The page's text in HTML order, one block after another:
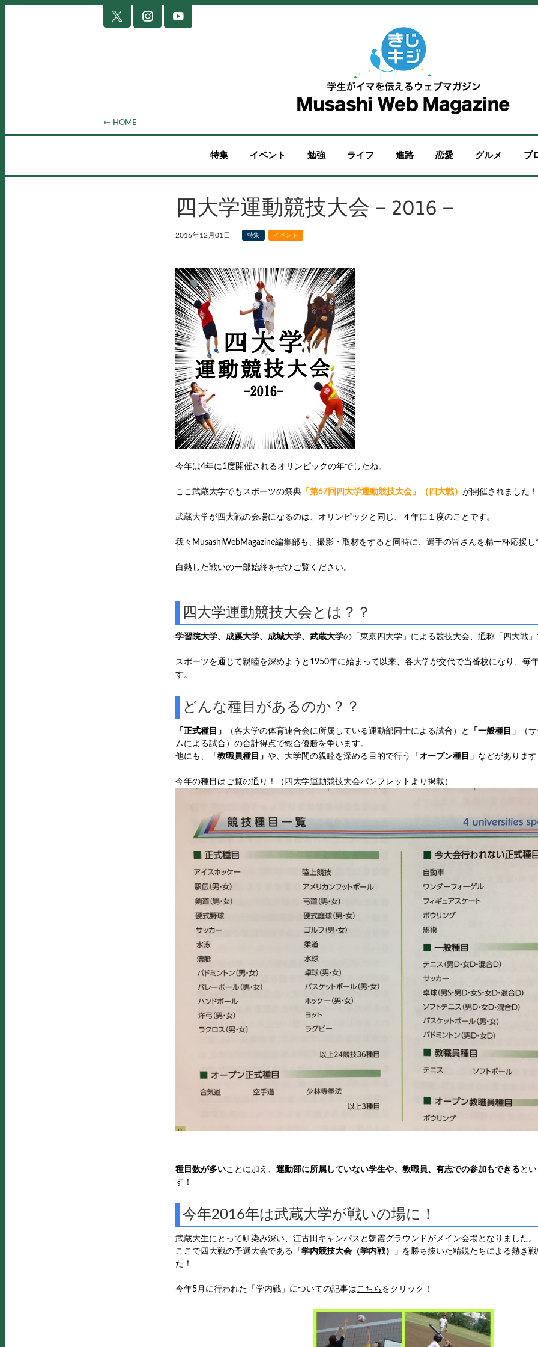
← HOME
特集 イベント 勉強 ライフ 進路 恋愛 グルメ ブ
四大学運動競技大会－2016－
2016年12月01日 特集 イベント
今年は4年に1度開催されるオリンピックの年でしたね。
ここ武蔵大学でもスポーツの祭典 「第67回四大学運動競技大会」（四大戦） が開催されました
武蔵大学が四大戦の会場になるのは、オリンピックと同じ、４年に１度のことです。
我々MusashiWebMagazine編集部も、撮影・取材をすると同時に、選手の皆さんを精一杯応援し
白熱した戦いの一部始終をぜひご覧ください。
四大学運動競技大会とは？？
学習院大学、成蹊大学、成城大学、武蔵大学の「東京四大学」による競技大会、通称「四大戦」
スポーツを通じて親睦を深めようと1950年に始まって以来、各大学が交代で当番校になり、毎
す。
どんな種目があるのか？？
「正式種目」 （各大学の体育連合会に所属している運動部同士による試合）と 「一般種目」
（
ムによる試合）の合計得点で総合優勝を争います。
他にも、
「教職員種目」 や、大学間の親睦を深める目的で行う 「オープン種目」 などがあります
今年の種目はご覧の通り！（四大学運動競技大会パンフレットより掲載）
種目数が多いことに加え、 運動部に所属していない学生や、教職員、有志での参加もできる と
す！
今年2016年は武蔵大学が戦いの場に！
武蔵大生にとって馴染み深い、江古田キャンパスと 朝霞グラウンドがメイン会場となりました。
ここで四大戦の予選大会である 「学内競技大会（学内戦）」 を勝ち抜いた精鋭たちによる熱き
た！
今年5月に行われた「学内戦」についての記事はこちら をクリック！